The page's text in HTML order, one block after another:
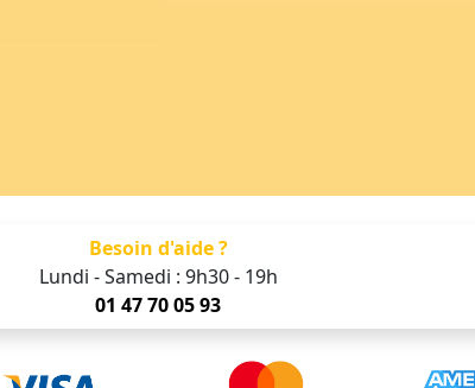
Besoin d'aide ?
Lundi - Samedi : 9h30 - 19h
01 47 70 05 93